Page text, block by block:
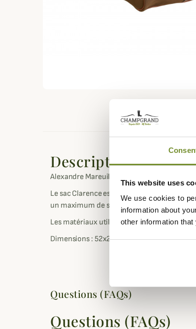
This website uses
We use cookies to
information about
other information
Description
Alexandre Mareuil vous propose ce très
Le sac Clarence est équipé de poignées
un maximum de sécurité de vos affaires.
Les matériaux utilisés par l'entreprise
Dimensions : 52x26 cm
Questions (FAQs)
Questions (FAQs)